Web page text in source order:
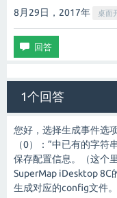
8月29日，2017年 桌面
1个回答
您好，选择生成事件选
（0）：”中已有的字
保存配置信息。（这个
SuperMap iDesktop
生成对应的config文件。